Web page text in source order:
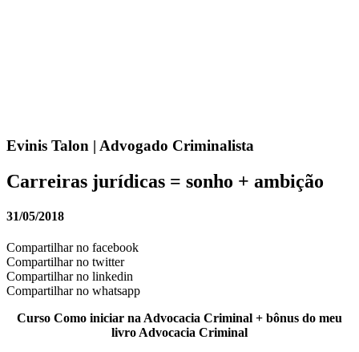
Evinis Talon | Advogado Criminalista
Carreiras jurídicas = sonho + ambição
31/05/2018
Compartilhar no facebook
Compartilhar no twitter
Compartilhar no linkedin
Compartilhar no whatsapp
Curso Como iniciar na Advocacia Criminal + bônus do meu
livro Advocacia Criminal